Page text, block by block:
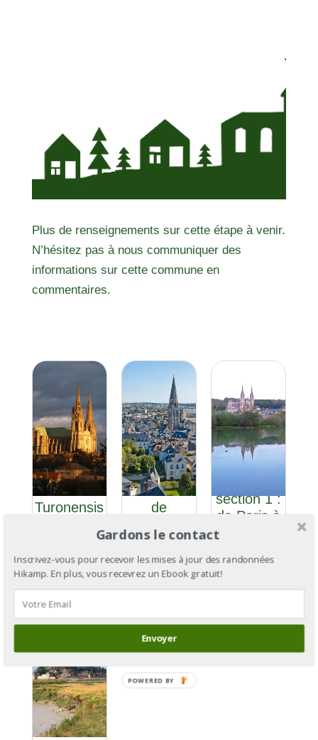
Plus de renseignements sur cette étape à venir.
N’hésitez pas à nous communiquer des
informations sur cette commune en
commentaires.
GR®655
et Via
Turonensis
Bruxelles
à Saint-
Palais
GR®655
section 4
– Ouest :
de
à Tours en
passant
par
Chartres
section 1 :
de Paris à
Montligeon
GR®22 :
Gardons le contact
Inscrivez-vous pour recevoir les mises à jour des randonnées
Hikamp. En plus, vous recevrez un Ebook gratuit!
Envoyer
POWERED BY